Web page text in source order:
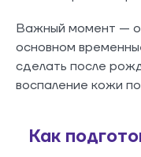
Важный момент —
основном
сделать после
воспаление кожи
Как